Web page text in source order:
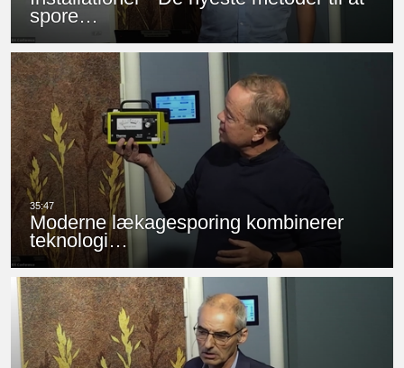
spore…
Moderne lækagesporing kombinerer
teknologi…